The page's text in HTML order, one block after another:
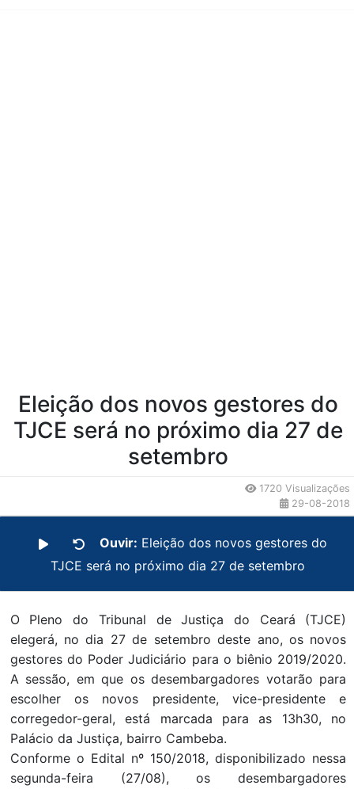
Eleição dos novos gestores do
TJCE será no próximo dia 27 de
setembro
1720 Visualizações
29-08-2018
Ouvir: Eleição dos novos gestores do
TJCE será no próximo dia 27 de setembro
O Pleno do Tribunal de Justiça do Ceará (TJCE)
elegerá, no dia 27 de setembro deste ano, os novos
gestores do Poder Judiciário para o biênio 2019/2020.
A sessão, em que os desembargadores votarão para
escolher os novos presidente, vice-presidente e
corregedor-geral, está marcada para as 13h30, no
Palácio da Justiça, bairro Cambeba.
Conforme o Edital nº 150/2018, disponibilizado nessa
segunda-feira (27/08), os desembargadores